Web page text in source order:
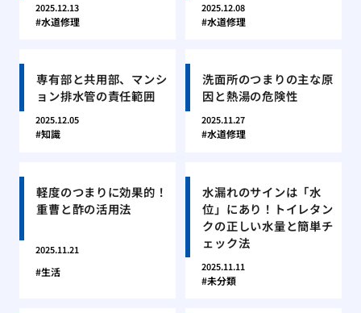
2025.12.13
水道修理
2025.12.08
水道修理
専有部と共用部、マンシ
ョン排水管の責任範囲
2025.12.05
知識
洗面所のつまりの主な原
因と熱湯の危険性
2025.11.27
水道修理
軽度のつまりに効果的！
重曹と酢の活用法
2025.11.21
生活
水漏れのサインは「水
位」にあり！トイレタン
クの正しい水量と簡単チ
ェック法
2025.11.11
未分類